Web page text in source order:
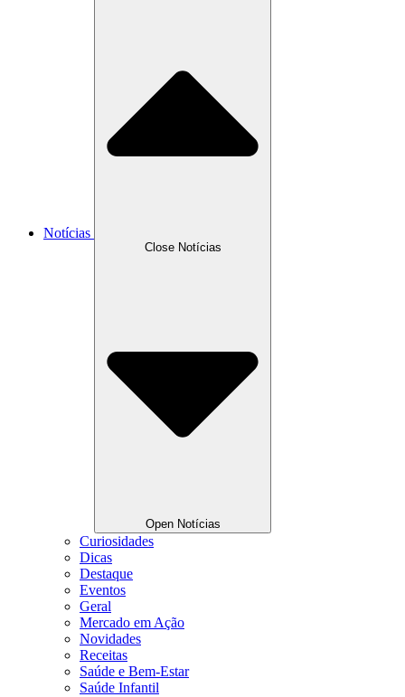
Notícias
Close Notícias
Open Notícias
Curiosidades
Dicas
Destaque
Eventos
Geral
Mercado em Ação
Novidades
Receitas
Saúde e Bem-Estar
Saúde Infantil